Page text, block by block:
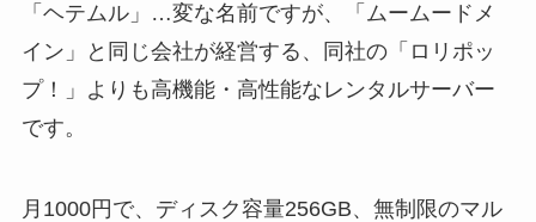
「ヘテムル」…変な名前ですが、「ムームードメ
イン」と同じ会社が経営する、同社の「ロリポッ
プ！」よりも高機能・高性能なレンタルサーバー
です。
月1000円で、ディスク容量256GB、無制限のマル